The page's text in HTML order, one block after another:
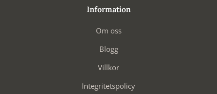
Information
Om oss
Blogg
Villkor
Integritetspolicy